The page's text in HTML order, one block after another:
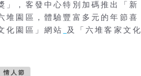
」，客發中心特別加碼推出「新
堆園區，體驗豐富多元的年節喜
化園區」網站
及「六堆客家文化
情人節